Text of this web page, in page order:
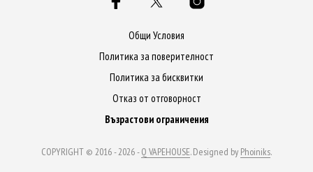
Общи Условия
Политика за поверителност
Политика за бисквитки
Отказ от отговорност
Възрастови ограничения
COPYRIGHT © 2016 - 2026 -Q VAPEHOUSE. Designed by Phoiniks.